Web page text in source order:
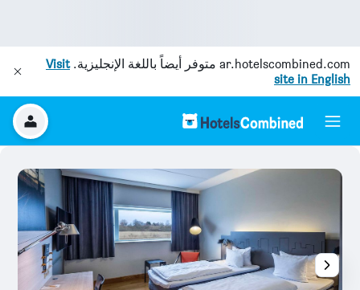
ar.hotelscombined.com متوفر أيضاً باللغة الإنجليزية.Visit
site in English